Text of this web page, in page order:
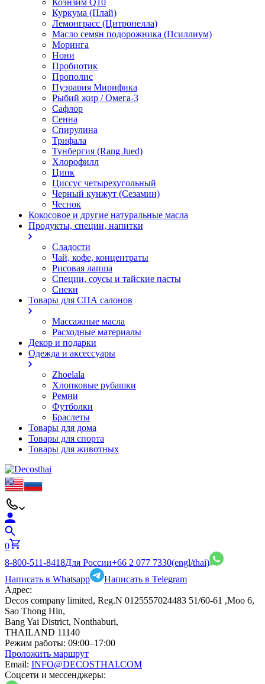
Коэнзим Q10
Куркума (Плай)
Лемонграсс (Цитронелла)
Масло семян подорожника (Псиллиум)
Моринга
Нони
Пробиотик
Прополис
Пуэрария Мирифика
Рыбий жир / Омега-3
Сафлор
Сенна
Спирулина
Трифала
Тунбергия (Rang Jued)
Хлорофилл
Цинк
Циссус четырехугольный
Черный кунжут (Сезамин)
Чеснок
Кокосовое и другие натуральные масла
Продукты, специи, напитки
Сладости
Чай, кофе, концентраты
Рисовая лапша
Специи, соусы и тайские пасты
Снеки
Товары для СПА салонов
Массажные масла
Расходные материалы
Декор и подарки
Одежда и аксессуары
Zhoelala
Хлопковые рубашки
Ремни
Футболки
Браслеты
Товары для дома
Товары для спорта
Товары для животных
0
8-800-511-8418Для России+66 2 077 7330(engl/thai)
Написать в Whatsapp
Написать в Telegram
Адрес:
Decos company limited, Reg.N 0125557024483 51/60-61 ,Moo 6,
Sao Thong Hin,
Bang Yai District, Nonthaburi,
THAILAND 11140
Режим работы: 09:00–17:00
Проложить маршрут
Email: INFO@DECOSTHAI.COM
Соцсети и мессенджеры: